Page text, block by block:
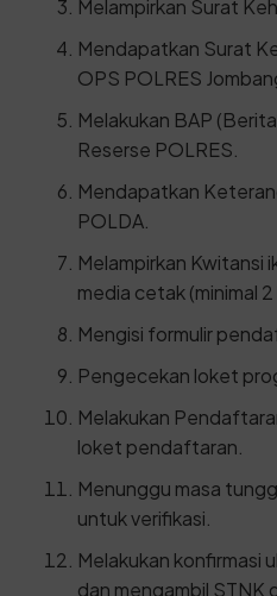
Melampirkan Surat
Mendapatkan Surat
OPS POLRES
Melakukan BAP
Reserse POLRES.
Mendapatkan
POLDA.
Melampirkan Kwitansi
media cetak (minimal 2
Mengisi formulir
Pengecekan loket
Melakukan
loket pendaftaran.
Menunggu masa
untuk verifikasi.
Melakukan konfirmasi
dan mengambil STNK